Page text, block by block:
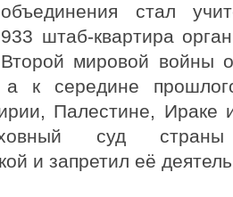
стал
штаб-квартира
мировой войны
а к середине
Палестине, Ираке
суд страны
и запретил её